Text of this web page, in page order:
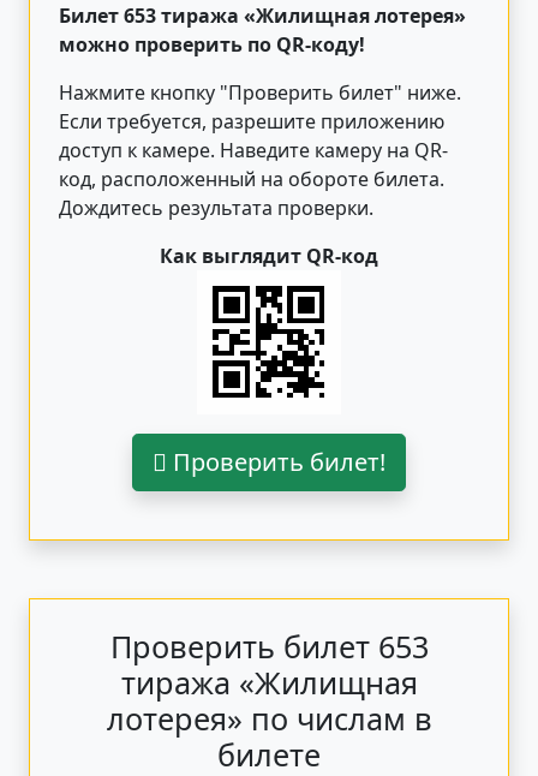
Билет 653 тиража «Жилищная лотерея»
можно проверить по QR-коду!
Нажмите кнопку "Проверить билет" ниже.
Если требуется, разрешите приложению
доступ к камере. Наведите камеру на QR-
код, расположенный на обороте билета.
Дождитесь результата проверки.
Как выглядит QR-код
Проверить билет!
Проверить билет 653
тиража «Жилищная
лотерея» по числам в
билете